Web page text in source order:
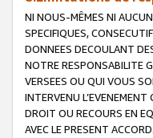
NI NOUS-MÊMES NI
SPECIFIQUES,
DONNEES DECOULANT
NOTRE RESPONSABILITE
VERSEES OU QUI VOUS
INTERVENU
DROIT OU RECOURS EN
AVEC LE PRESENT